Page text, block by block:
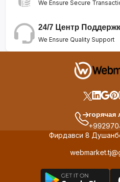
We Ensure Secure
24/7 Центр
We Ensure Quality Support
горячая
Фирдавси 8